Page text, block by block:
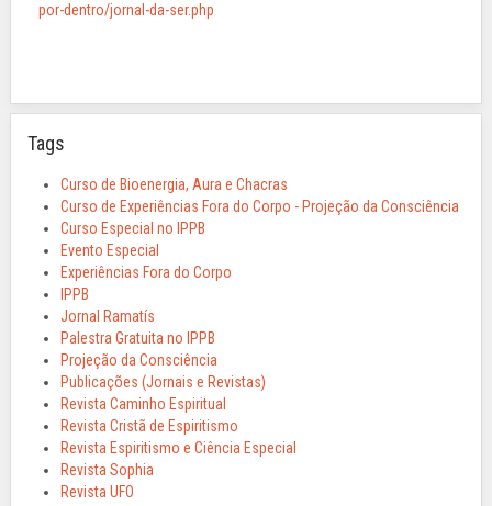
por-dentro/jornal-da-ser.php
Tags
Curso de Bioenergia, Aura e Chacras
Curso de Experiências Fora do Corpo - Projeção da Consciência
Curso Especial no IPPB
Evento Especial
Experiências Fora do Corpo
IPPB
Jornal Ramatís
Palestra Gratuita no IPPB
Projeção da Consciência
Publicações (Jornais e Revistas)
Revista Caminho Espiritual
Revista Cristã de Espiritismo
Revista Espiritismo e Ciência Especial
Revista Sophia
Revista UFO